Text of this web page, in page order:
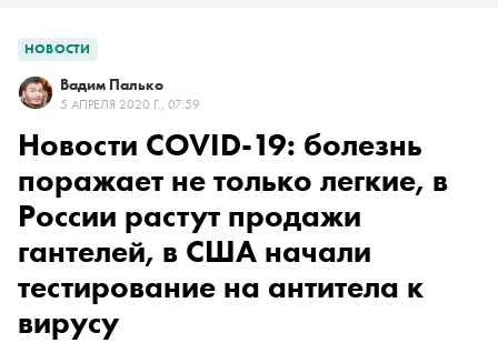
НОВОСТИ
Вадим Палько
5 АПРЕЛЯ 2020 Г., 07:59
Новости COVID-19: болезнь
поражает не только легкие, в
России растут продажи
гантелей, в США начали
тестирование на антитела к
вирусу